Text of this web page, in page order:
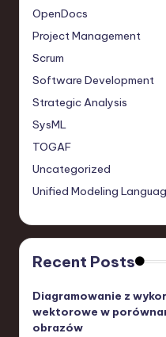
OpenDocs
Project Management
Scrum
Software Development
Strategic Analysis
SysML
TOGAF
Uncategorized
Unified Modeling
Recent Posts
Diagramowanie z
wektorowe w
obrazów